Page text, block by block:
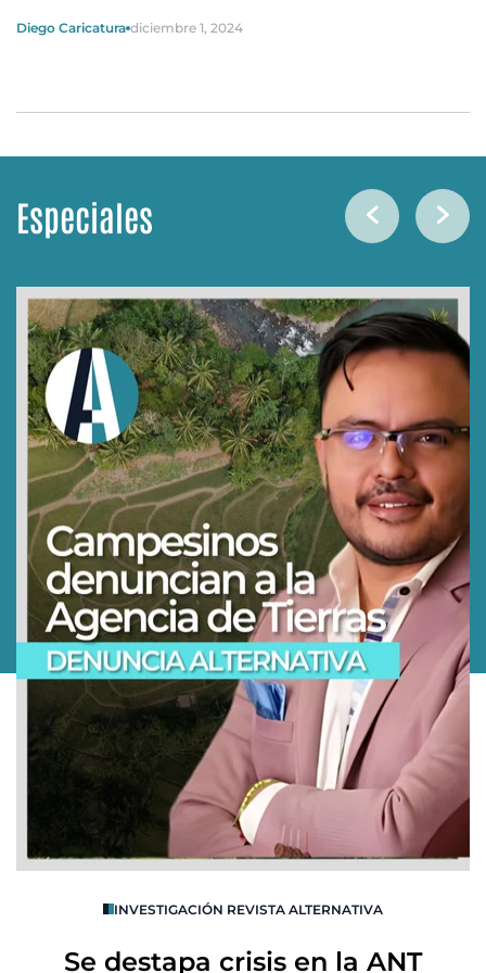
Diego Caricatura diciembre 1, 2024
Especiales
INVESTIGACIÓN REVISTA ALTERNATIVA
Se destapa crisis en la ANT